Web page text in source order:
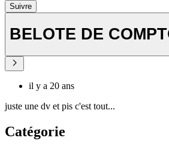
Suivre
BELOTE DE
il y a 20 ans
juste une dv et pis c'est tout...
Catégorie